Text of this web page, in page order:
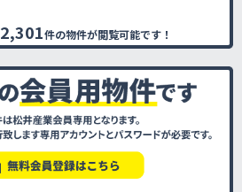
2,301件の物件が閲覧可能です！